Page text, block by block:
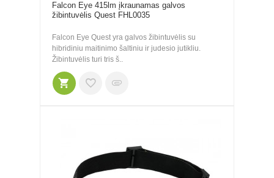
Falcon Eye 415lm įkraunamas galvos
žibintuvėlis Quest FHL0035
Falcon Eye Quest yra galvos žibintuvėlis su
hibridiniu maitinimo šaltiniu ir judesio jutikliu.
Žibintuvėlis turi tris š..